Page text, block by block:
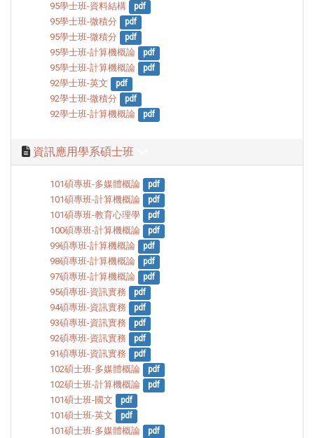
95學士班-資料結構 pdf
95學士班-微積分 pdf
95學士班-微積分 pdf
95學士班-計算機概論 pdf
95學士班-計算機概論 pdf
92學士班-英文 pdf
92學士班-微積分 pdf
92學士班-計算機概論 pdf
資訊應用學系碩士班
101碩專班-多媒體概論 pdf
101碩專班-計算機概論 pdf
101碩專班-教育心理學 pdf
100碩專班-計算機概論 pdf
99碩專班-計算機概論 pdf
98碩專班-計算機概論 pdf
97碩專班-計算機概論 pdf
95碩專班-資訊實務 pdf
94碩專班-資訊實務 pdf
93碩專班-資訊實務 pdf
92碩專班-資訊實務 pdf
91碩專班-資訊實務 pdf
102碩士班-多媒體概論 pdf
102碩士班-計算機概論 pdf
101碩士班-國文 pdf
101碩士班-英文 pdf
101碩士班-多媒體概論 pdf